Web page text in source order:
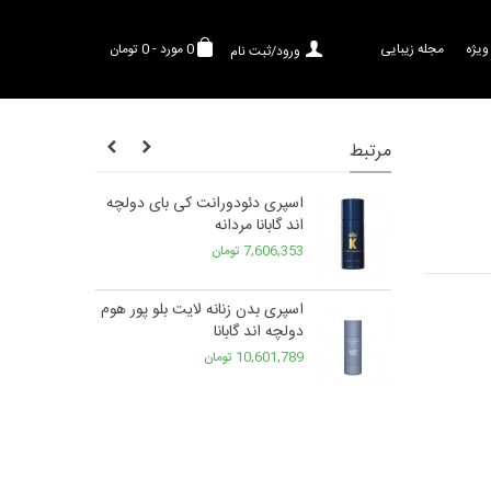
0مورد-0 تومان ورود/ثبت نام مجله زیبایی
مرتبط
اسپری دئودورانت کی بای دولچه
اند گابانا مردانه
7,606,353 تومان
اسپری بدن زنانه لایت بلو پور هوم
دولچه اند گابانا
10,601,789 تومان